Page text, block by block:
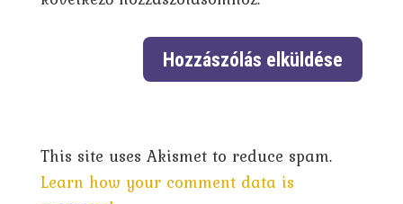
This site uses Akismet to reduce spam.
Learn how your comment data is